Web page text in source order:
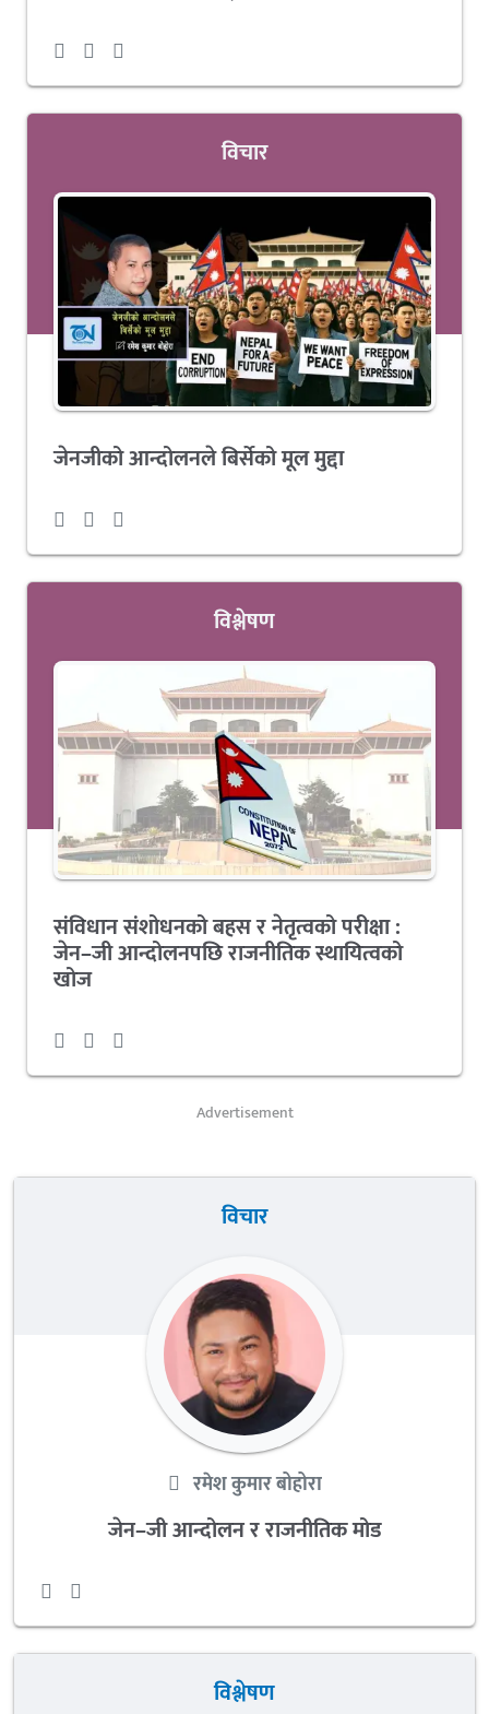
विचार
जेनजीको आन्दोलनले बिर्सेको मूल मुद्दा
विश्लेषण
संविधान संशोधनको बहस र नेतृत्वको परीक्षा :
जेन–जी आन्दोलनपछि राजनीतिक स्थायित्वको
खोज
Advertisement
विचार
रमेश कुमार बोहोरा
जेन–जी आन्दोलन र राजनीतिक मोड
विश्लेषण